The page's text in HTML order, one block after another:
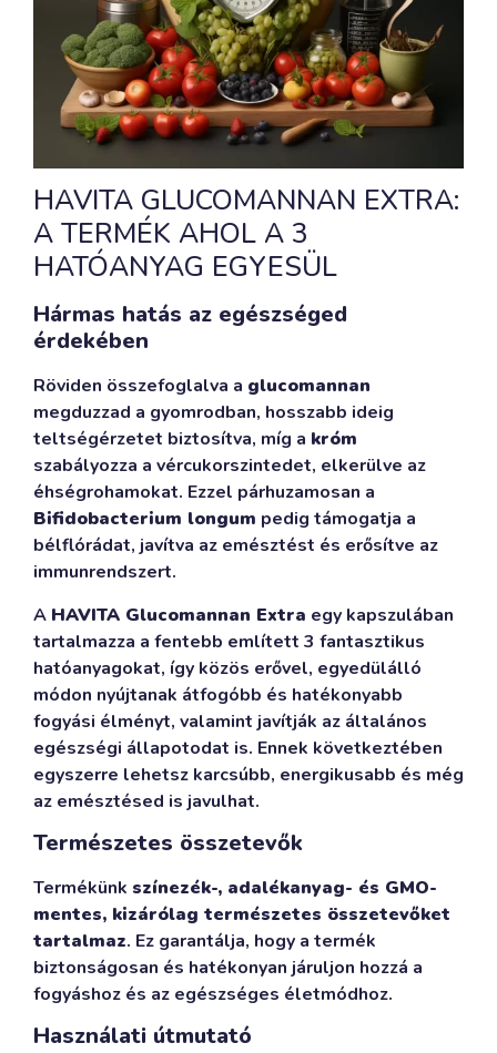
HAVITA GLUCOMANNAN EXTRA:
A TERMÉK AHOL A 3
HATÓANYAG EGYESÜL
Hármas hatás az egészséged
érdekében
Röviden összefoglalva a glucomannan
megduzzad a gyomrodban, hosszabb ideig
teltségérzetet biztosítva, míg a króm
szabályozza a vércukorszintedet, elkerülve az
éhségrohamokat. Ezzel párhuzamosan a
Bifidobacterium longum pedig támogatja a
bélflórádat, javítva az emésztést és erősítve az
immunrendszert.
A HAVITA Glucomannan Extra egy kapszulában
tartalmazza a fentebb említett 3 fantasztikus
hatóanyagokat, így közös erővel, egyedülálló
módon nyújtanak átfogóbb és hatékonyabb
fogyási élményt, valamint javítják az általános
egészségi állapotodat is. Ennek következtében
egyszerre lehetsz karcsúbb, energikusabb és még
az emésztésed is javulhat.
Természetes összetevők
Termékünk színezék-, adalékanyag- és GMO-
mentes, kizárólag természetes összetevőket
tartalmaz. Ez garantálja, hogy a termék
biztonságosan és hatékonyan járuljon hozzá a
fogyáshoz és az egészséges életmódhoz.
Használati útmutató